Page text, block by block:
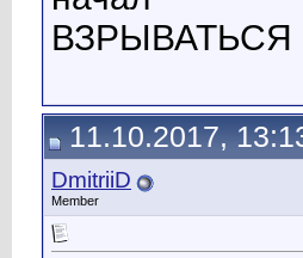
ВЗРЫВАТЬСЯ
11.10.2017,
DmitriiD
Member